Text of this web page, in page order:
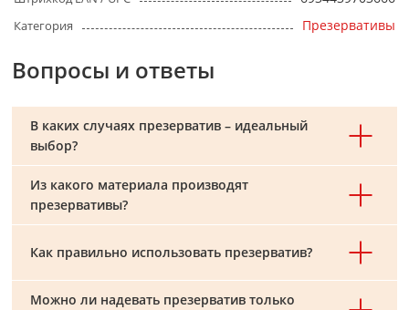
Категория Презервативы
Вопросы и ответы
В каких случаях презерватив – идеальный
выбор?
Из какого материала производят
презервативы?
Как правильно использовать презерватив?
Можно ли надевать презерватив только